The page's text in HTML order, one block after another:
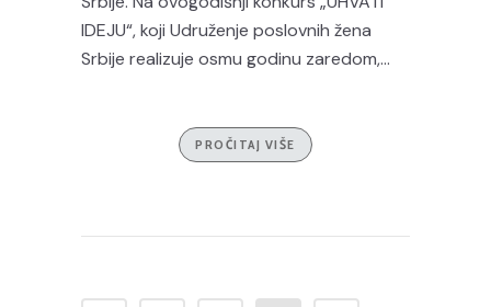
IDEJU“, koji Udruženje poslovnih žena
Srbije realizuje osmu godinu zaredom,...
PROČITAJ VIŠE